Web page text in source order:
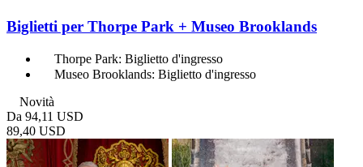
Biglietti per Thorpe Park + Museo Brooklands
Thorpe Park: Biglietto d'ingresso
Museo Brooklands: Biglietto d'ingresso
Novità
Da 94,11 USD
89,40 USD